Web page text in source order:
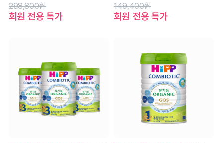
298,800원
회원 전용 특가
149,400원
회원 전용 특가